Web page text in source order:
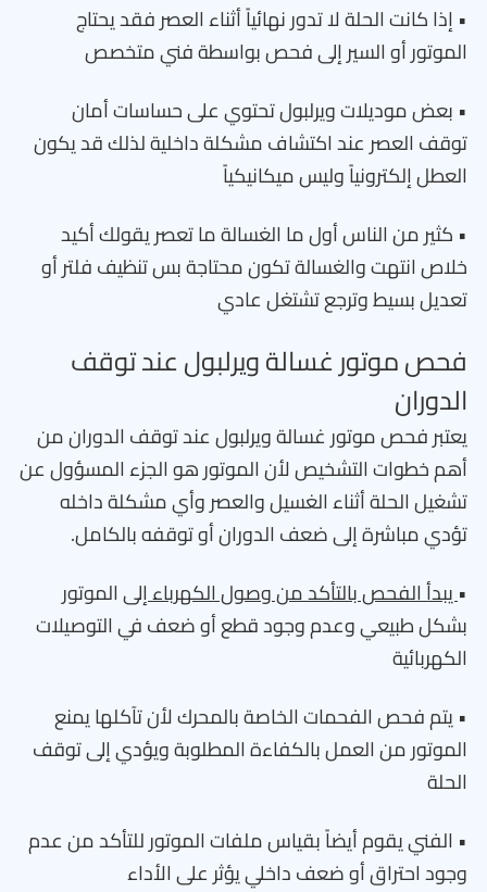
• إذا كانت الحلة لا تدور نهائياً أثناء العصر فقد يحتاج
الموتور أو السير إلى فحص بواسطة فني متخصص
• بعض موديلات ويرلبول تحتوي على حساسات أمان
توقف العصر عند اكتشاف مشكلة داخلية لذلك قد يكون
العطل إلكترونياً وليس ميكانيكياً
• كثير من الناس أول ما الغسالة ما تعصر يقولك أكيد
خلاص انتهت والغسالة تكون محتاجة بس تنظيف فلتر أو
تعديل بسيط وترجع تشتغل عادي
فحص موتور غسالة ويرلبول عند توقف
الدوران
يعتبر فحص موتور غسالة ويرلبول عند توقف الدوران من
أهم خطوات التشخيص لأن الموتور هو الجزء المسؤول عن
تشغيل الحلة أثناء الغسيل والعصر وأي مشكلة داخله
تؤدي مباشرة إلى ضعف الدوران أو توقفه بالكامل.
•يبدأ الفحص بالتأكد من وصول الكهرباءإلى الموتور
بشكل طبيعي وعدم وجود قطع أو ضعف في التوصيلات
الكهربائية
• يتم فحص الفحمات الخاصة بالمحرك لأن تآكلها يمنع
الموتور من العمل بالكفاءة المطلوبة ويؤدي إلى توقف
الحلة
• الفني يقوم أيضاً بقياس ملفات الموتور للتأكد من عدم
وجود احتراق أو ضعف داخلي يؤثر على الأداء